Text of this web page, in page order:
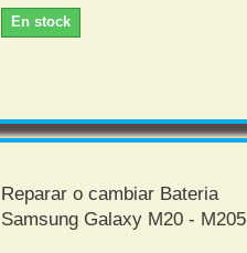
En stock
Reparar o cambiar Bateria
Samsung Galaxy M20 - M205